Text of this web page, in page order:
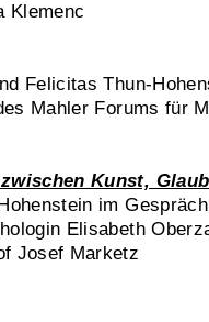
Klemenc
Felicitas Thun-
Mahler Forums für
Kunst,
im
Elisabeth
Josef Marketz